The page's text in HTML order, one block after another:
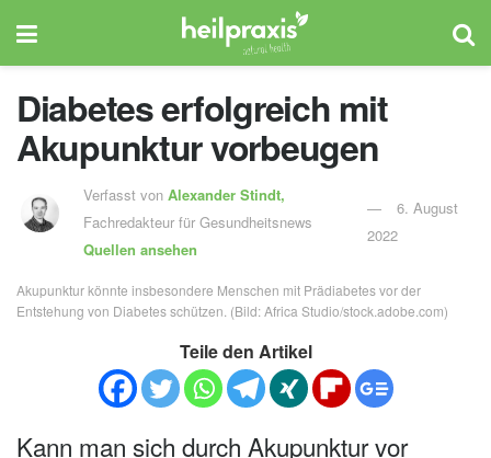
Diabetes erfolgreich mit
Akupunktur vorbeugen
Verfasst vonAlexander Stindt,
Fachredakteur für Gesundheitsnews
Quellen ansehen
6. August
2022
Akupunktur könnte insbesondere Menschen mit Prädiabetes vor der
Entstehung von Diabetes schützen. (Bild: Africa Studio/stock.adobe.com)
Teile den Artikel
Kann man sich durch Akupunktur vor